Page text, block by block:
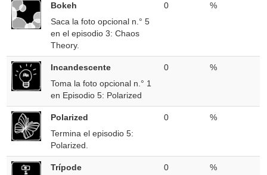
Bokeh
Saca la foto opcional n.° 5
en el episodio 3: Chaos
Theory.
0 %
Incandescente
Toma la foto opcional n.° 1
en Episodio 5: Polarized
0 %
Polarized
Termina el episodio 5:
Polarized.
0 %
Trípode
0 %